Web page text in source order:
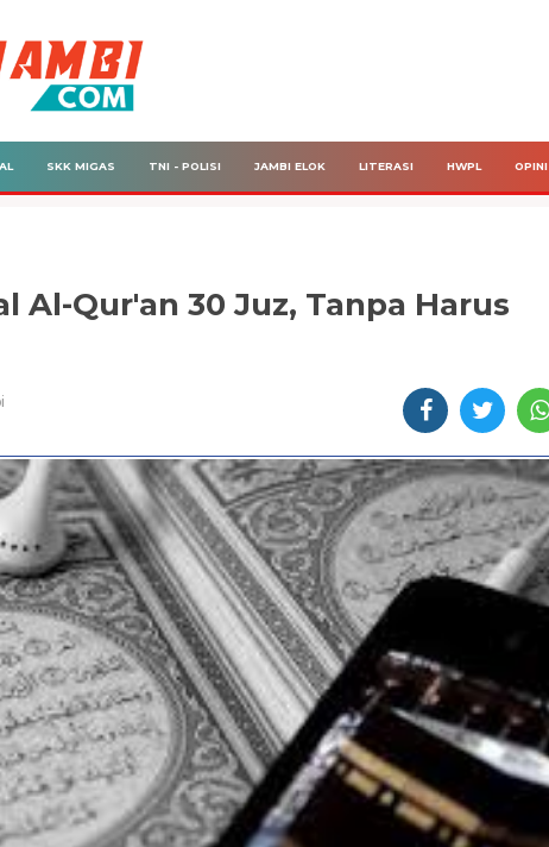
SKK MIGAS TNI - POLISI JAMBI ELOK LITERASI HWPL OPINI
Al-Qur'an 30 Juz, Tanpa Harus